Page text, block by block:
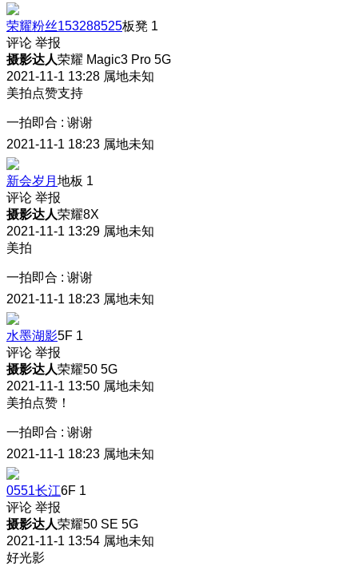
荣耀粉丝153288525板凳 1
评论 举报
摄影达人荣耀 Magic3 Pro 5G
2021-11-1 13:28 属地未知
美拍点赞支持
一拍即合 : 谢谢
2021-11-1 18:23 属地未知
新会岁月 地板 1
评论 举报
摄影达人荣耀8X
2021-11-1 13:29 属地未知
美拍
一拍即合 : 谢谢
2021-11-1 18:23 属地未知
水墨湖影5F 1
评论 举报
摄影达人荣耀50 5G
2021-11-1 13:50 属地未知
美拍点赞！
一拍即合 : 谢谢
2021-11-1 18:23 属地未知
0551长江6F 1
评论 举报
摄影达人荣耀50 SE 5G
2021-11-1 13:54 属地未知
好光影